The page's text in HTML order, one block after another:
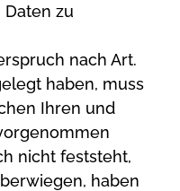
zu
nach Art.
haben, muss
Ihren und
nicht feststeht,
haben